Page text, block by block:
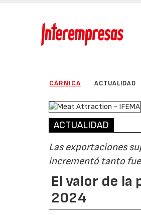
CÁRNICA ACTUALIDAD
ACTUALIDAD
Las exportaciones
incrementó tanto
El valor de
2024